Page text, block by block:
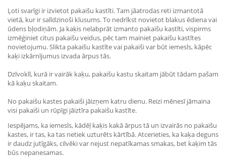
Ļoti svarīgi ir izvietot pakaišu kastīti. Tam jāatrodas reti izmantotā
vietā, kur ir salīdzinoši klusums. To nedrīkst novietot blakus ēdiena vai
ūdens bļodiņām. Ja kaķis nelabprāt izmanto pakaišu kastīti, vispirms
izmēģiniet citus pakaišu veidus, pēc tam mainiet pakaišu kastītes
novietojumu. Slikta pakaišu kastīte vai pakaiši var būt iemesls, kāpēc
kaķi izkārnījumus izvada ārpus tās.
Dzīvoklī, kurā ir vairāk kaķu, pakaišu kastu skaitam jābūt tādam pašam
kā kaķu skaitam.
No pakaišu kastes pakaiši jāizņem katru dienu. Reizi mēnesī jāmaina
visi pakaiši un rūpīgi jāiztīra pakaišu kastīte.
Iespējams, ka iemesls, kādēļ kaķis kakā ārpus tā un izvairās no pakaišu
kastes, ir tas, ka tas netiek uzturēts kārtībā. Atcerieties, ka kaķa deguns
ir daudz jutīgāks, cilvēki var nejust nepatīkamas smakas, bet kaķim tās
būs nepanesamas.